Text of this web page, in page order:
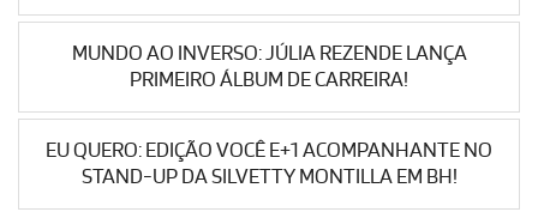
MUNDO AO INVERSO: JÚLIA REZENDE LANÇA
PRIMEIRO ÁLBUM DE CARREIRA!
EU QUERO: EDIÇÃO VOCÊ E+1 ACOMPANHANTE NO
STAND-UP DA SILVETTY MONTILLA EM BH!